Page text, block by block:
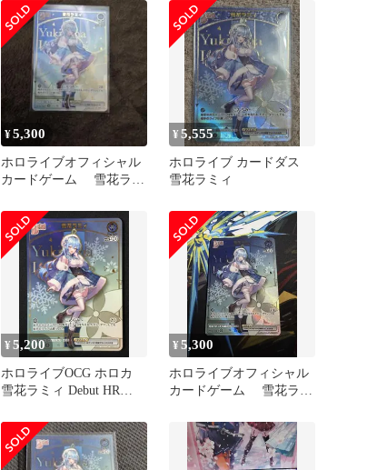
¥5,300
ホロライブオフィシャル
カードゲーム 雪花ラミ
¥5,555
ホロライブ カードダス
雪花ラミィ
¥5,200
ホロライブOCG ホロカ
雪花ラミィ Debut HR
264
¥5,300
ホロライブオフィシャル
カードゲーム 雪花ラミ